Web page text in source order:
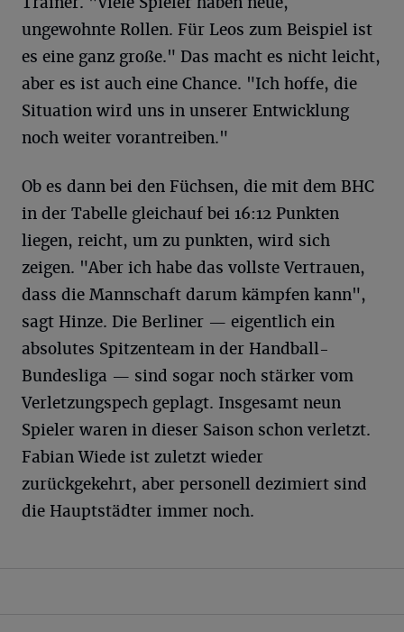
ungewohnte Rollen. Für Leos zum Beispiel ist
es eine ganz große." Das macht es nicht leicht,
aber es ist auch eine Chance. "Ich hoffe, die
Situation wird uns in unserer Entwicklung
noch weiter vorantreiben."
Ob es dann bei den Füchsen, die mit dem BHC
in der Tabelle gleichauf bei 16:12 Punkten
liegen, reicht, um zu punkten, wird sich
zeigen. "Aber ich habe das vollste Vertrauen,
dass die Mannschaft darum kämpfen kann",
sagt Hinze. Die Berliner — eigentlich ein
absolutes Spitzenteam in der Handball-
Bundesliga — sind sogar noch stärker vom
Verletzungspech geplagt. Insgesamt neun
Spieler waren in dieser Saison schon verletzt.
Fabian Wiede ist zuletzt wieder
zurückgekehrt, aber personell dezimiert sind
die Hauptstädter immer noch.